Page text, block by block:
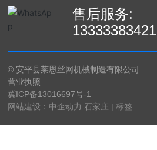
售后服务:
13333383421
© 安平县莱恩丝网机械制造有限公司
营业执照
冀ICP备13016697号-1
网站建设：中企动力 石家庄 |标签